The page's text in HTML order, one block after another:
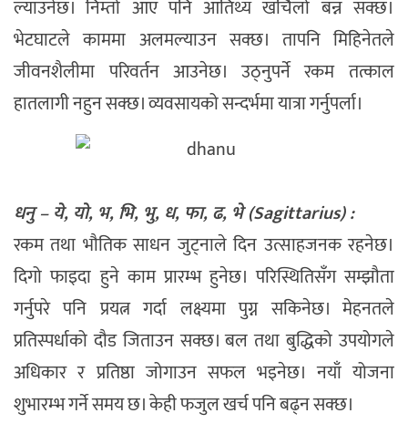
ल्याउनेछ। निम्तो आए पनि आतिथ्य खर्चिलो बन्न सक्छ।
भेटघाटले काममा अलमल्याउन सक्छ। तापनि मिहिनेतले
जीवनशैलीमा परिवर्तन आउनेछ। उठ्नुपर्ने रकम तत्काल
हातलागी नहुन सक्छ। व्यवसायको सन्दर्भमा यात्रा गर्नुपर्ला।
धनु – ये, यो, भ, भि, भु, ध, फा, ढ, भे (Sagittarius) :
रकम तथा भौतिक साधन जुट्नाले दिन उत्साहजनक रहनेछ।
दिगो फाइदा हुने काम प्रारम्भ हुनेछ। परिस्थितिसँग सम्झौता
गर्नुपरे पनि प्रयत्न गर्दा लक्ष्यमा पुग्न सकिनेछ। मेहनतले
प्रतिस्पर्धाको दौड जिताउन सक्छ। बल तथा बुद्धिको उपयोगले
अधिकार र प्रतिष्ठा जोगाउन सफल भइनेछ। नयाँ योजना
शुभारम्भ गर्ने समय छ। केही फजुल खर्च पनि बढ्न सक्छ।